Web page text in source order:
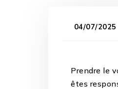
04/07/2025
Prendre le
êtes